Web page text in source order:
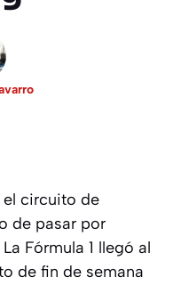
el circuito de
de pasar por
Fórmula 1 llegó al
de fin de semana